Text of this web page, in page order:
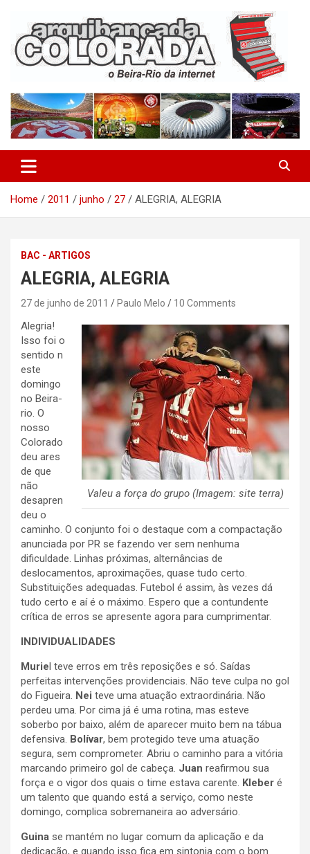
content
Arquibancada Colorada
Home 2011 junho 27 ALEGRIA, ALEGRIA
BAC - ARTIGOS
ALEGRIA, ALEGRIA
27 de junho de 2011 Paulo Melo 10 Comments
Valeu a força do grupo (Imagem: site terra)
Alegria!
Isso foi o
sentido n
este
domingo
no Beira-
rio. O
nosso
Colorado
deu ares
de que
não
desapren
deu o
caminho. O conjunto foi o destaque com a compactação
anunciada por PR se fazendo ver sem nenhuma
dificuldade. Linhas próximas, alternâncias de
deslocamentos, aproximações, quase tudo certo.
Substituições adequadas. Futebol é assim, às vezes dá
tudo certo e aí é o máximo. Espero que a contundente
crítica de erros se apresente agora para cumprimentar.
INDIVIDUALIDADES
Muriel teve erros em três reposições e só. Saídas
perfeitas intervenções providenciais. Não teve culpa no gol
do Figueira. Nei teve uma atuação extraordinária. Não
perdeu uma. Por cima já é uma rotina, mas esteve
soberbo por baixo, além de aparecer muito bem na tábua
defensiva. Bolívar, bem protegido teve uma atuação
segura, sem comprometer. Abriu o caminho para a vitória
marcando primeiro gol de cabeça. Juan reafirmou sua
força e o vigor dos quais o time estava carente. Kleber é
um talento que quando está a serviço, como neste
domingo, complica sobremaneira ao adversário.
Guina se mantém no lugar comum da aplicação e da
dedicação, e quando isso fica em sintonia com o bom